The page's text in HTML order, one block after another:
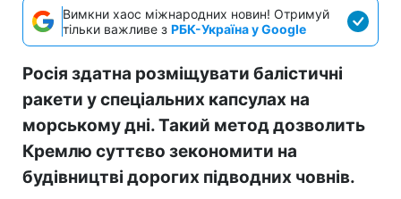
Вимкни хаос міжнародних новин! Отримуй
тільки важливе з РБК-Україна у Google
Росія здатна розміщувати балістичні
ракети у спеціальних капсулах на
морському дні. Такий метод дозволить
Кремлю суттєво зекономити на
будівництві дорогих підводних човнів.